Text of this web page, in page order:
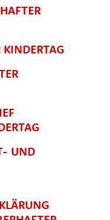
KINDERTAG
UND